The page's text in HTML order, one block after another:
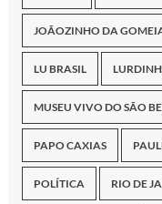
JOÃOZINHO DA
LU BRASIL
MUSEU VIVO DO SÃO
PAPO CAXIAS
POLÍTICA RIO DE